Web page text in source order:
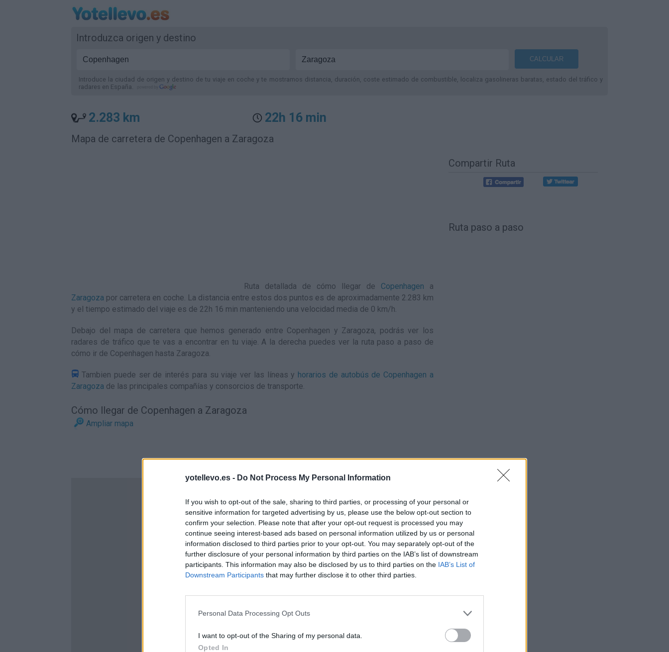
yotellevo.es - Do Not Process My Personal Information
If you wish to opt-out of the sale, sharing to third parties, or processing of your personal or
sensitive information for targeted advertising by us, please use the below opt-out section to
confirm your selection. Please note that after your opt-out request is processed you may
continue seeing interest-based ads based on personal information utilized by us or personal
information disclosed to third parties prior to your opt-out. You may separately opt-out of the
further disclosure of your personal information by third parties on the IAB’s list of downstream
participants. This information may also be disclosed by us to third parties on the IAB’s List of
Downstream Participants that may further disclose it to other third parties.
Personal Data Processing Opt Outs
I want to opt-out of the Sharing of my personal data.
Opted In
Introduzca origen y destino
Introduce la ciudad de origen y destino de tu viaje en coche y te mostramos distancia, duración, coste estimado de combustible, localiza gasolineras baratas, estado del tráfico y
radares en España.
2.283 km 22h 16 min
Mapa de carretera de Copenhagen a Zaragoza
Ruta detallada de cómo llegar de Copenhagen a
Zaragoza por carretera en coche. La distancia entre estos dos puntos es de aproximadamente 2.283 km
y el tiempo estimado del viaje es de 22h 16 min manteniendo una velocidad media de 0 km/h.
Debajo del mapa de carretera que hemos generado entre Copenhagen y Zaragoza, podrás ver los
radares de tráfico que te vas a encontrar en tu viaje. A la derecha puedes ver la ruta paso a paso de
cómo ir de Copenhagen hasta Zaragoza.
Tambien puede ser de interés para su viaje ver las líneas y horarios de autobús de Copenhagen a
Zaragoza de las principales compañías y consorcios de transporte.
Cómo llegar de Copenhagen a Zaragoza
Ampliar mapa
Compartir Ruta
Ruta paso a paso